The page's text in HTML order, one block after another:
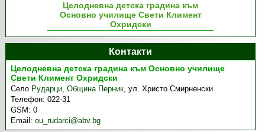
Целодневна детска градина към
Основно училище Свети Климент
Охридски
Контакти
Целодневна детска градина към Основно училище
Свети Климент Охридски
Село Рударци,Община Перник,ул. Христо Смирненски
Телефон:022-31
GSM:0
Email:ou_rudarci@abv.bg